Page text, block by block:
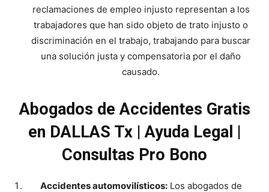
reclamaciones de empleo injusto representan a los
trabajadores que han sido objeto de trato injusto o
discriminación en el trabajo, trabajando para buscar
una solución justa y compensatoria por el daño
causado.
Abogados de Accidentes Gratis
en DALLAS Tx | Ayuda Legal |
Consultas Pro Bono
Accidentes automovilísticos:Los abogados de